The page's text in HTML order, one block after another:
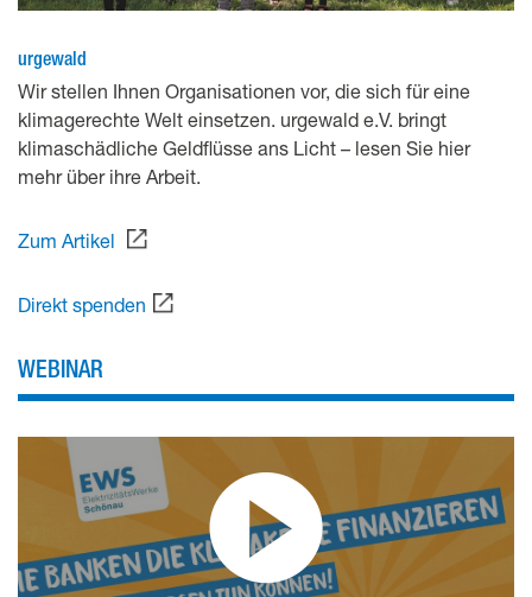
urgewald
Wir stellen Ihnen Organisationen vor, die sich für eine
klimagerechte Welt einsetzen. urgewald e.V. bringt
klimaschädliche Geldflüsse ans Licht – lesen Sie hier
mehr über ihre Arbeit.
Zum Artikel
Direkt spenden
WEBINAR